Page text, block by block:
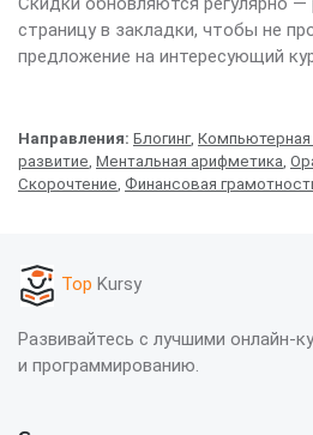
страницу в закладки, чтобы не
предложение на интересующий
Направления: Блогинг, Компьютерная
развитие, Ментальная арифметика,
Скорочтение, Финансовая
Top Kursy
Развивайтесь с лучшими онлайн-
и программированию.